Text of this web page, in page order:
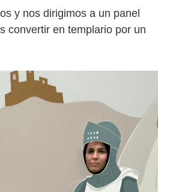
y nos dirigimos a un panel
convertir en templario por un